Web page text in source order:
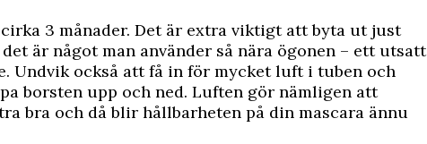
3 månader. Det är extra viktigt att byta ut just
är något man använder så nära ögonen – ett utsatt
Undvik också att få in för mycket luft i tuben och
borsten upp och ned. Luften gör nämligen att
bra och då blir hållbarheten på din mascara ännu